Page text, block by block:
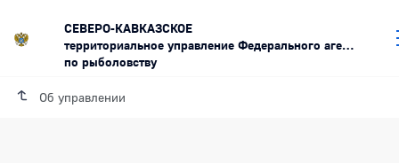
СЕВЕРО-КАВКАЗСКОЕ
территориальное управление Федерального агентства
по рыболовству
Об управлении